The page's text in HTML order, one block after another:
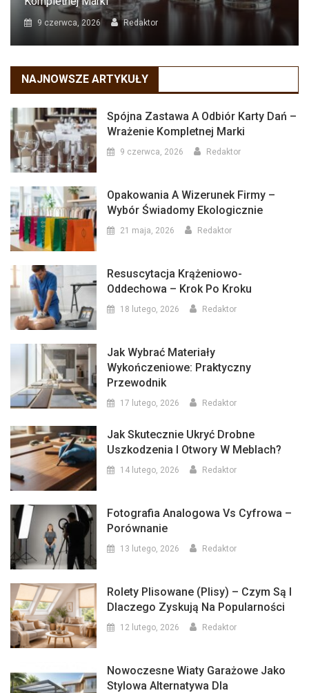
9 czerwca, 2026 Redaktor
NAJNOWSZE ARTYKUŁY
Spójna Zastawa A Odbiór Karty Dań –
Wrażenie Kompletnej Marki
9 czerwca, 2026 Redaktor
Opakowania A Wizerunek Firmy –
Wybór Świadomy Ekologicznie
21 maja, 2026 Redaktor
Resuscytacja Krążeniowo-
Oddechowa – Krok Po Kroku
18 lutego, 2026 Redaktor
Jak Wybrać Materiały
Wykończeniowe: Praktyczny
Przewodnik
17 lutego, 2026 Redaktor
Jak Skutecznie Ukryć Drobne
Uszkodzenia I Otwory W Meblach?
14 lutego, 2026 Redaktor
Fotografia Analogowa Vs Cyfrowa –
Porównanie
13 lutego, 2026 Redaktor
Rolety Plisowane (plisy) – Czym Są I
Dlaczego Zyskują Na Popularności
12 lutego, 2026 Redaktor
Nowoczesne Wiaty Garażowe Jako
Stylowa Alternatywa Dla